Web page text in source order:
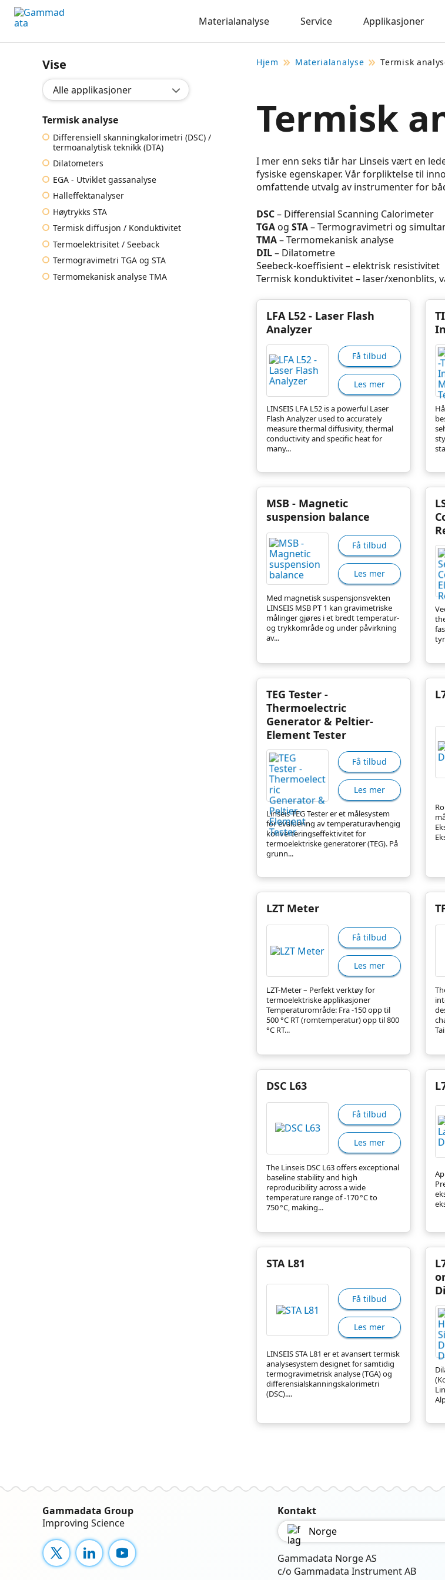
Hopp
til
Materialanalyse Service Applikasjoner
Vise
Valg applikasjon:
Termisk analyse
Differensiell skanningkalorimetri (DSC) /
termoanalytisk teknikk (DTA)
Dilatometers
EGA - Utviklet gassanalyse
Halleffektanalyser
Høytrykks STA
Termisk diffusjon / Konduktivitet
Termoelektrisitet / Seeback
Termogravimetri TGA og STA
Termomekanisk analyse TMA
Hjem Materialanalyse Termisk
Termisk
I mer enn seks tiår har Linseis vært en
fysiske egenskaper. Vår forpliktelse til
omfattende utvalg av instrumenter for
DSC– Differensial Scanning Calorimeter
TGA og STA– Termogravimetri og
TMA– Termomekanisk analyse
DIL– Dilatometre
Seebeck-koeffisient – elektrisk resistivitet
Termisk konduktivitet – laser/
LFA L52 - Laser Flash
Analyzer
LINSEIS LFA L52 is a powerful Laser
Flash Analyzer used to accurately
measure thermal diffusivity, thermal
conductivity and specific heat for
many...
Få tilbud
Les mer
MSB - Magnetic
suspension balance
Med magnetisk suspensjonsvekten
LINSEIS MSB PT 1 kan gravimetriske
målinger gjøres i et bredt temperatur-
og trykkområde og under påvirkning
av...
Få tilbud
Les mer
TEG Tester -
Thermoelectric
Generator & Peltier-
Element Tester
Linseis TEG Tester er et målesystem
for evaluering av temperaturavhengig
konverteringseffektivitet for
termoelektriske generatorer (TEG). På
grunn...
Få tilbud
Les mer
LZT Meter
LZT-Meter – Perfekt verktøy for
termoelektriske applikasjoner
Temperaturområde: Fra -150 opp til
500 °C RT (romtemperatur) opp til 800
°C RT...
Få tilbud
Les mer
DSC L63
The Linseis DSC L63 offers exceptional
baseline stability and high
reproducibility across a wide
temperature range of -170 °C to
750 °C, making...
Få tilbud
Les mer
STA L81
LINSEIS STA L81 er et avansert termisk
analysesystem designet for samtidig
termogravimetrisk analyse (TGA) og
differensialskanningskalorimetri
(DSC)....
Få tilbud
Les mer
Gammadata Group
Improving Science
X LinkedInYouTube
Kontakt
Norge
Gammadata Norge AS
c/o Gammadata Instrument AB